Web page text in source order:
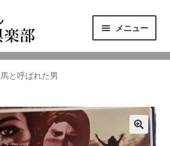
メニュー
馬と呼ばれた男